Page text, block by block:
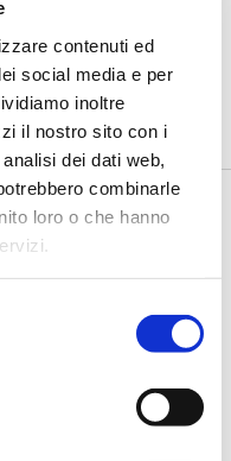
contenuti ed
social media e per
inoltre
il nostro sito con i
dei dati web,
combinarle
loro o che hanno
di settore
una ripresa molto